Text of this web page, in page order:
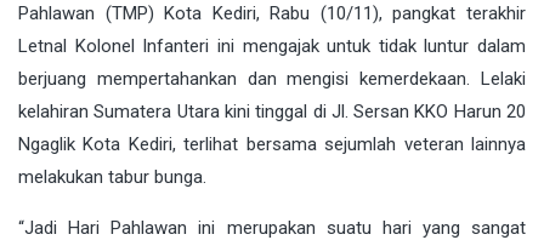
Pahlawan (TMP) Kota Kediri, Rabu (10/11), pangkat terakhir
Letnal Kolonel Infanteri ini mengajak untuk tidak luntur dalam
berjuang mempertahankan dan mengisi kemerdekaan. Lelaki
kelahiran Sumatera Utara kini tinggal di Jl. Sersan KKO Harun 20
Ngaglik Kota Kediri, terlihat bersama sejumlah veteran lainnya
melakukan tabur bunga.
“Jadi Hari Pahlawan ini merupakan suatu hari yang sangat